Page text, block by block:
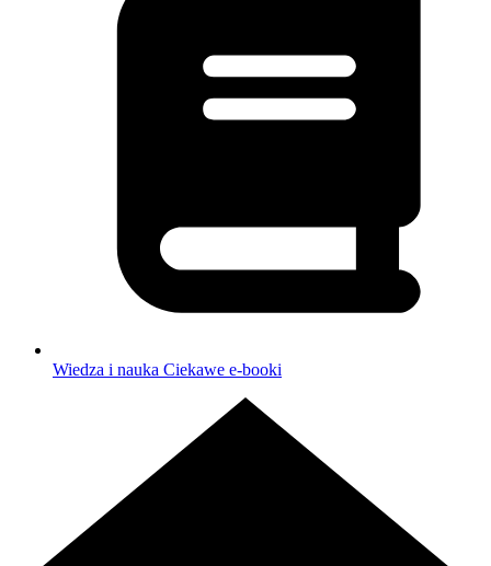
Wiedza i nauka Ciekawe e-booki